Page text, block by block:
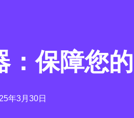
：保障您
年3月30日